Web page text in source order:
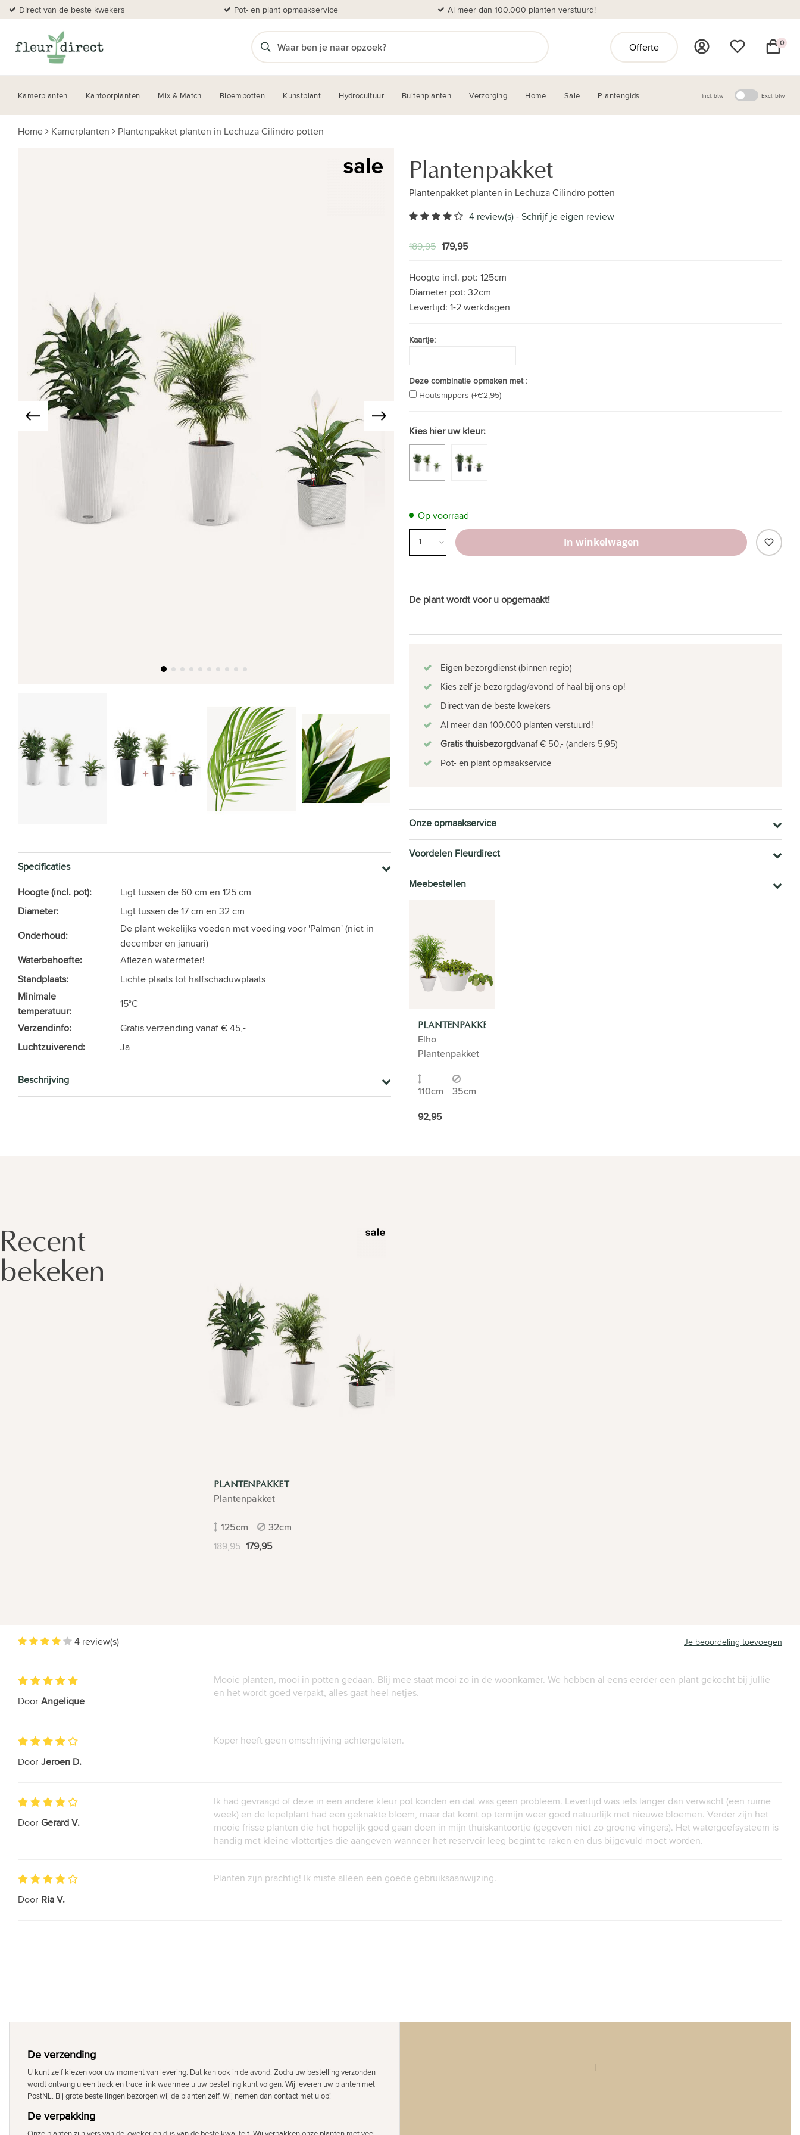
Direct van de beste kwekers Pot- en plant opmaakservice Al meer dan 100.000 planten verstuurd!
Offerte 0
Kamerplanten Kantoorplanten Mix & Match Bloempotten Kunstplant Hydrocultuur Buitenplanten Verzorging Home Sale Plantengids Incl. btw Excl. btw
Home Kamerplanten Plantenpakket planten in Lechuza Cilindro potten
Specificaties
Hoogte (incl. pot):
Ligt tussen de 60 cm en 125 cm
Diameter:
Ligt tussen de 17 cm en 32 cm
Onderhoud:
De plant wekelijks voeden met voeding voor 'Palmen' (niet in
december en januari)
Waterbehoefte:
Aflezen watermeter!
Standplaats:
Lichte plaats tot halfschaduwplaats
Minimale
temperatuur:
15°C
Verzendinfo:
Gratis verzending vanaf € 45,-
Luchtzuiverend:
Ja
Beschrijving
Plantenpakket
Plantenpakket planten in Lechuza Cilindro potten
4 review(s)-Schrijf je eigen review
189,95 179,95
Hoogte incl. pot: 125cm
Diameter pot: 32cm
Levertijd: 1-2 werkdagen
Kaartje:
Deze combinatie opmaken met :
Houtsnippers (+€2,95)
Kies hier uw kleur:
Op voorraad
In winkelwagen
De plant wordt voor u opgemaakt!
Eigen bezorgdienst (binnen regio)
Kies zelf je bezorgdag/avond of haal bij ons op!
Direct van de beste kwekers
Al meer dan 100.000 planten verstuurd!
Gratis thuisbezorgdvanaf € 50,- (anders 5,95)
Pot- en plant opmaakservice
Onze opmaakservice
Voordelen Fleurdirect
Meebestellen
PLANTENPAKKET
Elho
Plantenpakket
110cm
35cm
92,95
Recent
bekeken
PLANTENPAKKET
Plantenpakket
125cm
32cm
189,95 179,95
4 review(s) Je beoordeling toevoegen
Door Angelique
Mooie planten, mooi in potten gedaan. Blij mee staat mooi zo in de woonkamer. We hebben al eens eerder een plant gekocht bij jullie
en het wordt goed verpakt, alles gaat heel netjes.
Door Jeroen D.
Koper heeft geen omschrijving achtergelaten.
Door Gerard V.
Ik had gevraagd of deze in een andere kleur pot konden en dat was geen probleem. Levertijd was iets langer dan verwacht (een ruime
week) en de lepelplant had een geknakte bloem, maar dat komt op termijn weer goed natuurlijk met nieuwe bloemen. Verder zijn het
mooie frisse planten die het hopelijk goed gaan doen in mijn thuiskantoortje (gegeven niet zo groene vingers). Het watergeefsysteem is
handig met kleine vlottertjes die aangeven wanneer het reservoir leeg begint te raken en dus bijgevuld moet worden.
Door Ria V.
Planten zijn prachtig! Ik miste alleen een goede gebruiksaanwijzing.
De verzending
U kunt zelf kiezen voor uw moment van levering. Dat kan ook in de avond. Zodra uw bestelling verzonden
wordt ontvang u een track en trace link waarmee u uw bestelling kunt volgen. Wij leveren uw planten met
PostNL. Bij grote bestellingen bezorgen wij de planten zelf. Wij nemen dan contact met u op!
De verpakking